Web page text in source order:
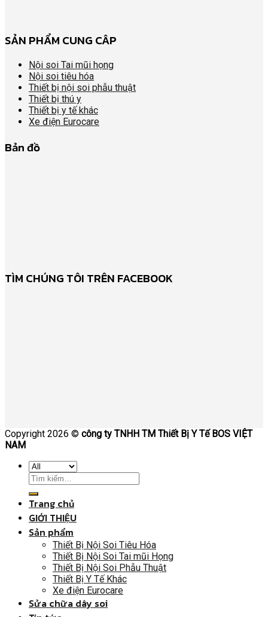
SẢN PHẨM CUNG CÂP
Nội soi Tai mũi họng
Nội soi tiêu hóa
Thiết bị nội soi phẫu thuật
Thiết bị thú y
Thiết bị y tế khác
Xe điện Eurocare
Bản đồ
TÌM CHÚNG TÔI TRÊN FACEBOOK
Copyright 2026 © công ty TNHH TM Thiết Bị Y Tế BOS VIỆT
NAM
Trang chủ
GIỚI THIỆU
Sản phẩm
Thiết Bị Nội Soi Tiêu Hóa
Thiết Bị Nội Soi Tai mũi Họng
Thiết Bị Nội Soi Phẫu Thuật
Thiết Bị Y Tế Khác
Xe điện Eurocare
Sửa chữa dây soi